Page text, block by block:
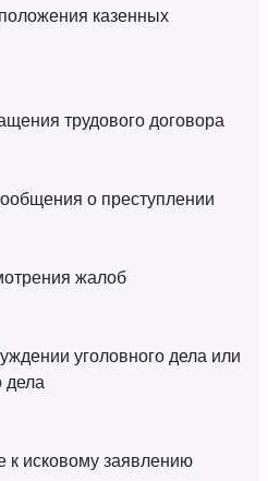
казенных
трудового договора
о преступлении
жалоб
уголовного дела или
дела
к исковому заявлению